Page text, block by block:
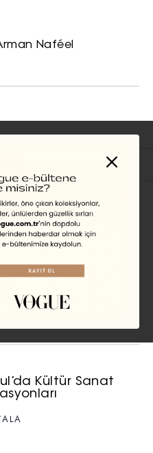
Naféel
İlk Aylarında
Gereken
ve Konserler
Kültür Sanat